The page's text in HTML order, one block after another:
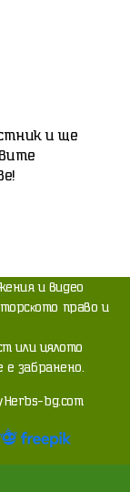
и ще
и видeo
пpaвo и
или цялoтo
зaбpaнeнo.
bg.com